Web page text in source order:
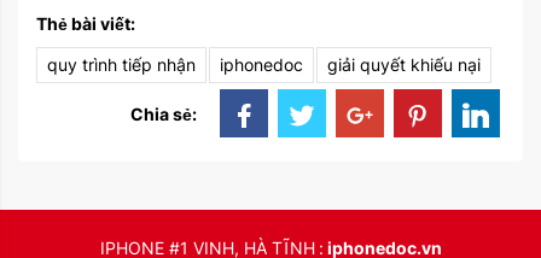
Thẻ bài viết:
quy trình tiếp nhận
iphonedoc giải quyết khiếu nại
Chia sẻ:
IPHONE #1 VINH, HÀ TĨNH
iphonedoc.vn